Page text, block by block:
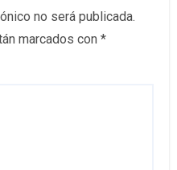
no será publicada.
marcados con *